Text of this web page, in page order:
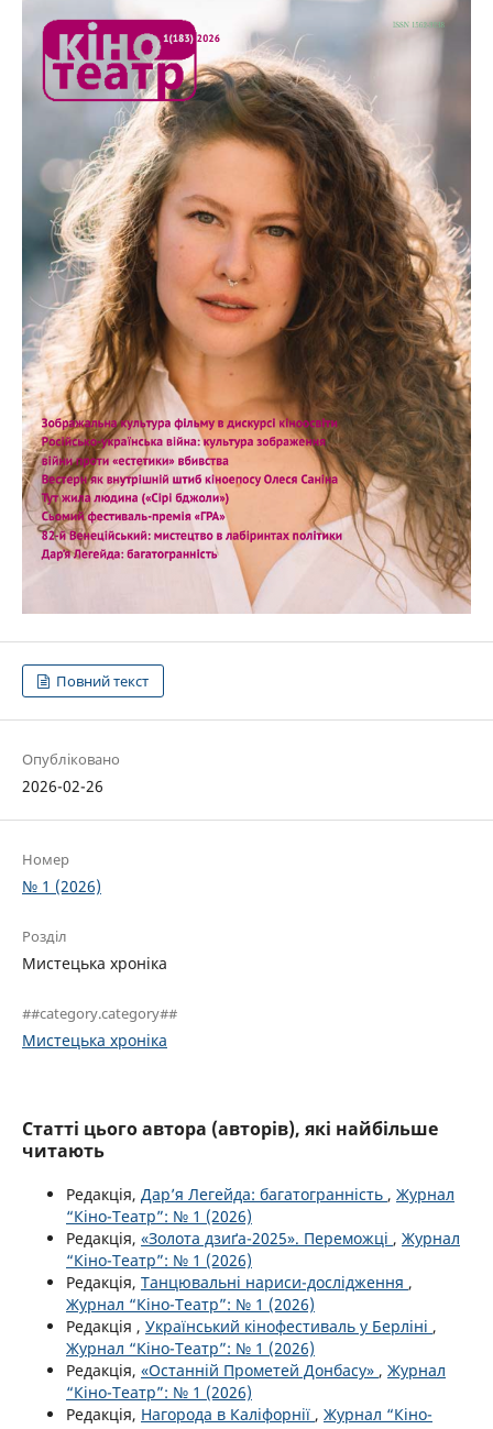
Повний текст
Опубліковано
2026-02-26
Номер
№ 1 (2026)
Розділ
Мистецька хроніка
##category.category##
Мистецька хроніка
Статті цього автора (авторів), які найбільше
читають
Редакція, Дар’я Легейда: багатогранність , Журнал
“Кіно-Театр”: № 1 (2026)
Редакція, «Золота дзиґа-2025». Переможці , Журнал
“Кіно-Театр”: № 1 (2026)
Редакція, Танцювальні нариси-дослідження ,
Журнал “Кіно-Театр”: № 1 (2026)
Редакція , Український кінофестиваль у Берліні ,
Журнал “Кіно-Театр”: № 1 (2026)
Редакція, «Останній Прометей Донбасу» , Журнал
“Кіно-Театр”: № 1 (2026)
Редакція, Нагорода в Каліфорнії , Журнал “Кіно-